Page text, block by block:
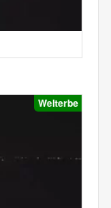
Welterbe